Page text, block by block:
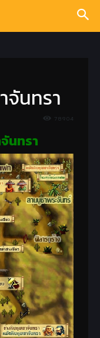
จันทรา
78904
นทรา